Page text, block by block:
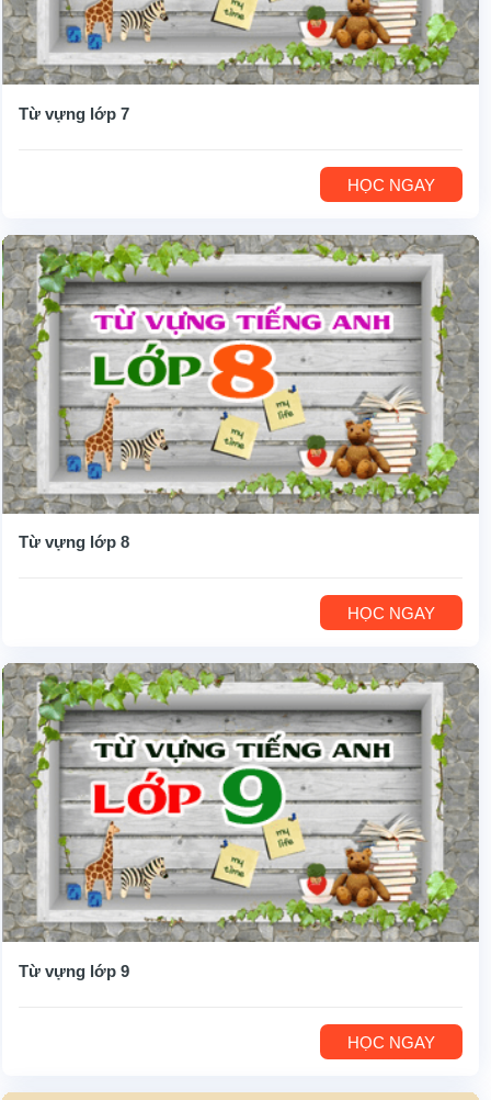
Từ vựng lớp 7
HỌC NGAY
Từ vựng lớp 8
HỌC NGAY
Từ vựng lớp 9
HỌC NGAY